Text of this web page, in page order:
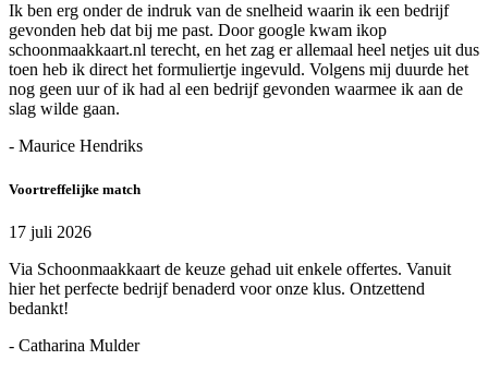
Ik ben erg onder de indruk van de snelheid waarin ik een bedrijf
gevonden heb dat bij me past. Door google kwam ikop
schoonmaakkaart.nl terecht, en het zag er allemaal heel netjes uit dus
toen heb ik direct het formuliertje ingevuld. Volgens mij duurde het
nog geen uur of ik had al een bedrijf gevonden waarmee ik aan de
slag wilde gaan.
- Maurice Hendriks
Voortreffelijke match
17 juli 2026
Via Schoonmaakkaart de keuze gehad uit enkele offertes. Vanuit
hier het perfecte bedrijf benaderd voor onze klus. Ontzettend
bedankt!
- Catharina Mulder